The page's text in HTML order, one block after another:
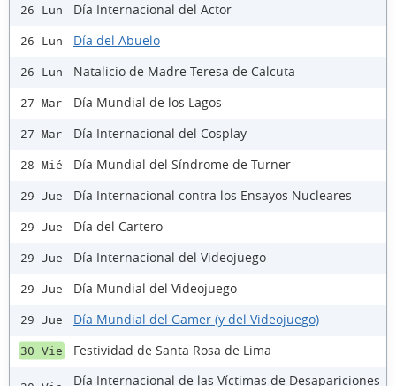
26 Lun Día Internacional del Actor
26 Lun Día del Abuelo
26 Lun Natalicio de Madre Teresa de Calcuta
27 Mar Día Mundial de los Lagos
27 Mar Día Internacional del Cosplay
28 Mié Día Mundial del Síndrome de Turner
29 Jue Día Internacional contra los Ensayos Nucleares
29 Jue Día del Cartero
29 Jue Día Internacional del Videojuego
29 Jue Día Mundial del Videojuego
29 Jue Día Mundial del Gamer (y del Videojuego)
30 Vie Festividad de Santa Rosa de Lima
Día Internacional de las Víctimas de Desapariciones